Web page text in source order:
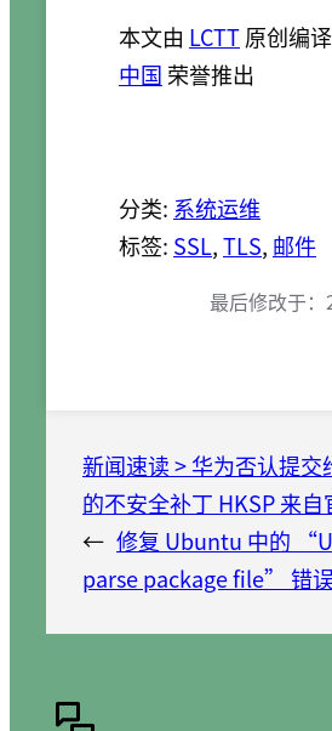
本文由 LCTT原创编译
中国 荣誉推出
分类: 系统运维
标签: SSL, TLS, 邮件
最后修改于：
新闻速读 > 华为否认提
的不安全补丁 HKSP 来自
← 修复 Ubuntu 中的
parse package file” 错